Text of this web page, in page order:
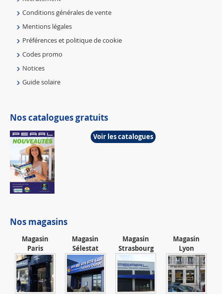
Conditions générales de vente
Mentions légales
Préférences et politique de cookie
Codes promo
Notices
Guide solaire
Nos catalogues gratuits
Voir les catalogues
Nos magasins
Magasin
Paris
Magasin
Sélestat
Magasin
Strasbourg
Magasin
Lyon